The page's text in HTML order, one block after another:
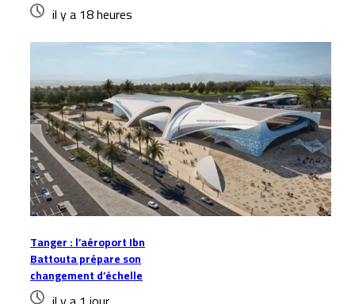
il y a 18 heures
Tanger : l’aéroport Ibn
Battouta prépare son
changement d’échelle